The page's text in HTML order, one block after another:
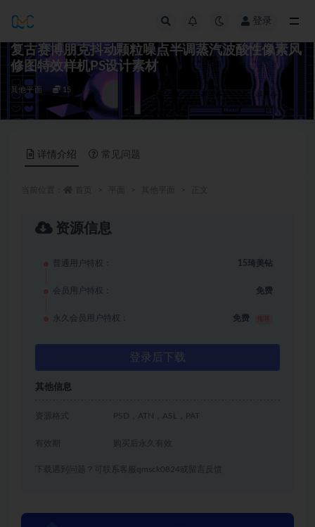
登录
复古赛博朋克抖动颗粒噪点半调蒸汽波酸性像素风
修图特效样机PS设计素材
其他平面 15
详情介绍 常见问题
资源信息
普通用户特权： 15琦美钻
会员用户特权： 免费
永久会员用户特权： 免费
登录后下载
其他信息
资源格式 PSD，ATN，ASL，PAT
有效期 购买后永久有效
下载遇到问题？可联系客服qmsck0824或留言反馈